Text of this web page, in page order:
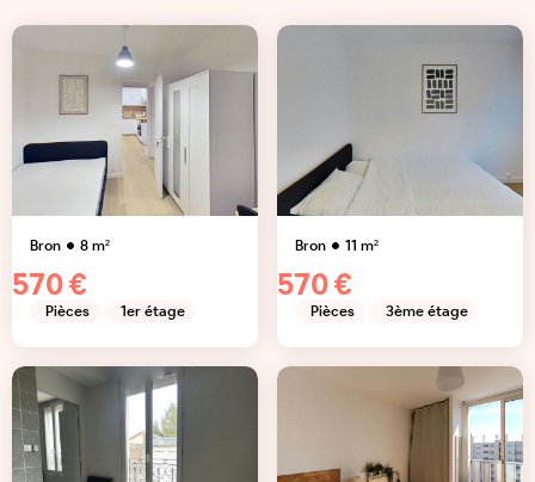
Bron 8m²
570 €
Pièces 1er étage
Bron 11 m²
570 €
Pièces 3ème étage